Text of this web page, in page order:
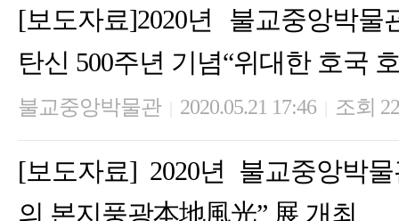
[보도자료]2020년 불교중앙박
탄신 500주년 기념“위대한 호국
불교중앙박물관 2020.05.21 17:46 조회
[보도자료] 2020년 불교중앙박
의 본지풍광本地風光” 展 개최